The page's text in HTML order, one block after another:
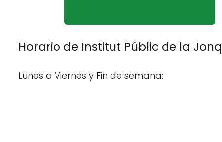
Horario de Institut Públic de la
Lunes a Viernes y Fin de semana: